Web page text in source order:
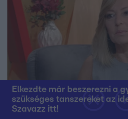
Elkezdte már beszerezni a
szükséges tanszereket az
Szavazz itt!
Reggeli
2025. szeptember 23. 12:30
Humán és analóg inzulin: